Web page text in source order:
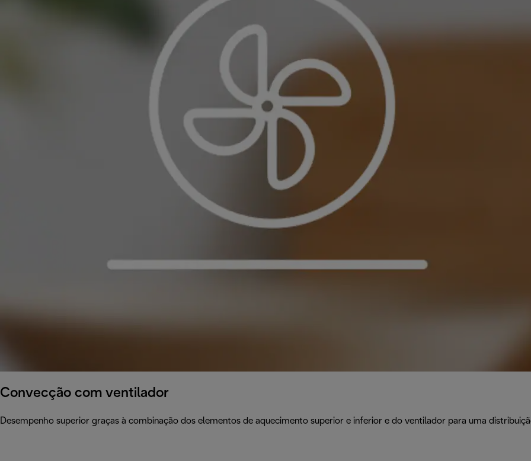
Convecção com ventilador
Desempenho superior graças à combinação dos elementos de aquecimento superior e inferior e do ventilador para uma